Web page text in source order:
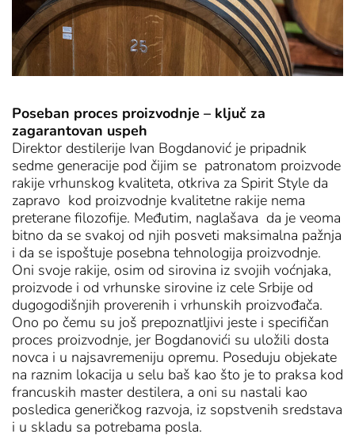
Poseban proces proizvodnje – ključ za
zagarantovan uspeh
Direktor destilerije Ivan Bogdanović je pripadnik
sedme generacije pod čijim se patronatom proizvode
rakije vrhunskog kvaliteta, otkriva za Spirit Style da
zapravo kod proizvodnje kvalitetne rakije nema
preterane filozofije. Međutim, naglašava da je veoma
bitno da se svakoj od njih posveti maksimalna pažnja
i da se ispoštuje posebna tehnologija proizvodnje.
Oni svoje rakije, osim od sirovina iz svojih voćnjaka,
proizvode i od vrhunske sirovine iz cele Srbije od
dugogodišnjih proverenih i vrhunskih proizvođača.
Ono po čemu su još prepoznatljivi jeste i specifičan
proces proizvodnje, jer Bogdanovići su uložili dosta
novca i u najsavremeniju opremu. Poseduju objekate
na raznim lokacija u selu baš kao što je to praksa kod
francuskih master destilera, a oni su nastali kao
posledica generičkog razvoja, iz sopstvenih sredstava
i u skladu sa potrebama posla.